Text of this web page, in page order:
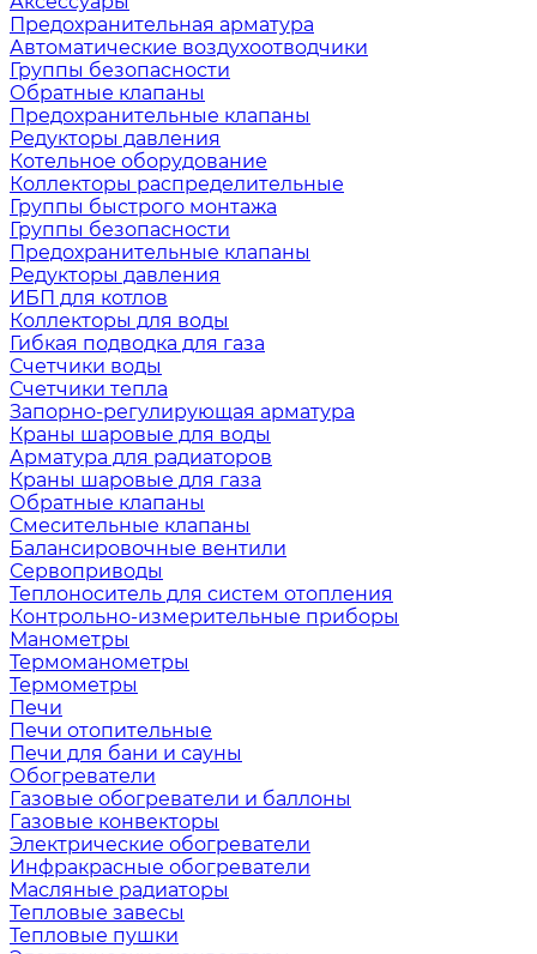
Предохранительная арматура
Автоматические воздухоотводчики
Группы безопасности
Обратные клапаны
Предохранительные клапаны
Редукторы давления
Котельное оборудование
Коллекторы распределительные
Группы быстрого монтажа
Группы безопасности
Предохранительные клапаны
Редукторы давления
ИБП для котлов
Коллекторы для воды
Гибкая подводка для газа
Счетчики воды
Счетчики тепла
Запорно-регулирующая арматура
Краны шаровые для воды
Арматура для радиаторов
Краны шаровые для газа
Обратные клапаны
Смесительные клапаны
Балансировочные вентили
Сервоприводы
Теплоноситель для систем отопления
Контрольно-измерительные приборы
Манометры
Термоманометры
Термометры
Печи
Печи отопительные
Печи для бани и сауны
Обогреватели
Газовые обогреватели и баллоны
Газовые конвекторы
Электрические обогреватели
Инфракрасные обогреватели
Масляные радиаторы
Тепловые завесы
Тепловые пушки